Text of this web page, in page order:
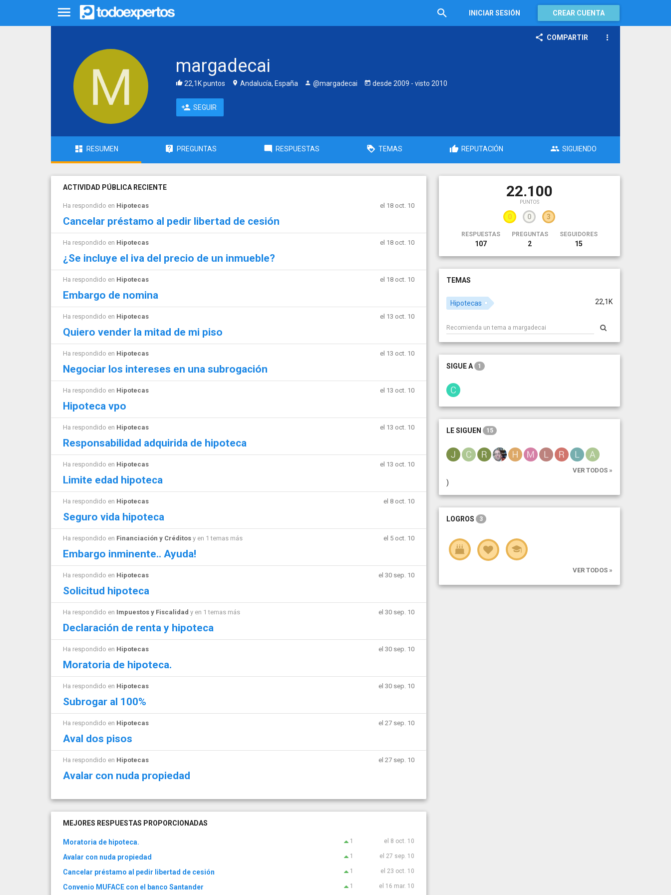
INICIAR SESIÓN CREAR CUENTA
COMPARTIR
margadecai
22,1K puntos Andalucía, España @margadecai desde 2009 - visto 2010
SEGUIR
RESUMEN PREGUNTAS RESPUESTAS TEMAS REPUTACIÓN SIGUIENDO
ACTIVIDAD PÚBLICA RECIENTE
Ha respondido en Hipotecas el 18 oct. 10
Cancelar préstamo al pedir libertad de cesión
Ha respondido en Hipotecas el 18 oct. 10
¿Se incluye el iva del precio de un inmueble?
Ha respondido en Hipotecas el 18 oct. 10
Embargo de nomina
Ha respondido en Hipotecas el 13 oct. 10
Quiero vender la mitad de mi piso
Ha respondido en Hipotecas el 13 oct. 10
Negociar los intereses en una subrogación
Ha respondido en Hipotecas el 13 oct. 10
Hipoteca vpo
Ha respondido en Hipotecas el 13 oct. 10
Responsabilidad adquirida de hipoteca
Ha respondido en Hipotecas el 13 oct. 10
Limite edad hipoteca
Ha respondido en Hipotecas el 8 oct. 10
Seguro vida hipoteca
Ha respondido en Financiación y Créditos y en 1 temas más el 5 oct. 10
Embargo inminente.. Ayuda!
Ha respondido en Hipotecas el 30 sep. 10
Solicitud hipoteca
Ha respondido en Impuestos y Fiscalidad y en 1 temas más el 30 sep. 10
Declaración de renta y hipoteca
Ha respondido en Hipotecas el 30 sep. 10
Moratoria de hipoteca.
Ha respondido en Hipotecas el 30 sep. 10
Subrogar al 100%
Ha respondido en Hipotecas el 27 sep. 10
Aval dos pisos
Ha respondido en Hipotecas el 27 sep. 10
Avalar con nuda propiedad
MEJORES RESPUESTAS PROPORCIONADAS
Moratoria de hipoteca. 1 el 8 oct. 10
Avalar con nuda propiedad 1 el 27 sep. 10
Cancelar préstamo al pedir libertad de cesión 1 el 23 oct. 10
Convenio MUFACE con el banco Santander 1 el 16 mar. 10
22.100
PUNTOS
0 0 3
RESPUESTAS
107
PREGUNTAS
2
SEGUIDORES
15
TEMAS
22,1K
Hipotecas
SIGUE A 1
LE SIGUEN 15
VER TODOS »
)
LOGROS 3
VER TODOS »